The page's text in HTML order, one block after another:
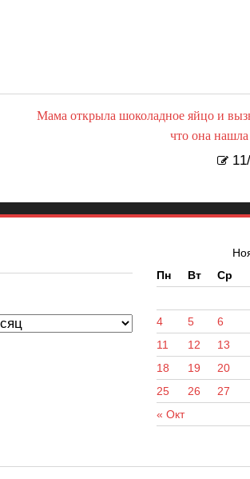
Мама открыла шоколадное яйцо и
что она
Пн
Вт Ср
« Окт
4
5 6
11
12 13
18
19 20
25
26 27